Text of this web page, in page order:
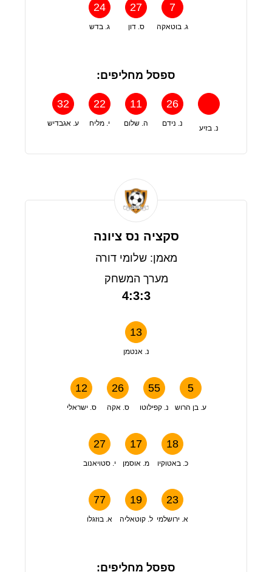
24
ג. בדש
27
ס. דון
7
ג. בוטאקה
ספסל מחליפים:
32
ע. אגבדיש
22
י. מליח
11
ה. שלום
26
נ. נידם
נ. בזיע
סקציה נס ציונה
מאמן: שלומי דורה
מערך המשחק
4:3:3
13
נ. אנטמן
12
ס. ישראלי
26
ס. אקה
55
נ. קפילוטו
5
ע. בן הרוש
27
י. סטויאנוב
17
מ. אוסמן
18
כ. באטוקיו
77
א. בוזגלו
19
ל. קוטאליה
23
א. ירושלמי
ספסל מחליפים: